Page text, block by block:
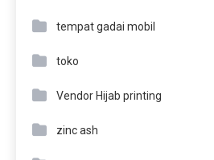
tempat gadai mobil
toko
Vendor Hijab printing
zinc ash